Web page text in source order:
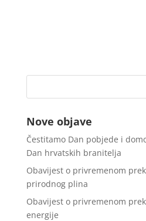
Nove objave
Čestitamo Dan pobjede i
Dan hrvatskih branitelja
Obavijest o privremenom
prirodnog plina
Obavijest o privremenom
energije